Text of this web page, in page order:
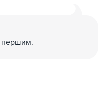
виробником/
та обмін дійсні
першим.